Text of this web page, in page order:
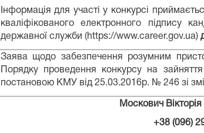
Інформація для участі у конкурсі
кваліфікованого електронного підпису
державної служби (https://www.career.gov.ua)
Заява щодо забезпечення розумним
Порядку проведення конкурсу на
постановою КМУ від 25.03.2016р. № 246 зі
Москович
+38 (096)